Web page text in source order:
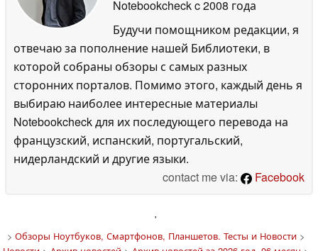
Notebookcheckc 2008 года
Будучи помощником редакции, я
отвечаю за пополнение нашей Библиотеки, в
которой собраны обзоры с самых разных
сторонних порталов. Помимо этого, каждый день я
выбираю наиболее интересные материалы
Notebookcheck для их последующего перевода на
французский, испанский, португальский,
нидерландский и другие языки.
contact me via:
Facebook
'
> Обзоры Ноутбуков, Смартфонов, Планшетов. Тесты и Новости>